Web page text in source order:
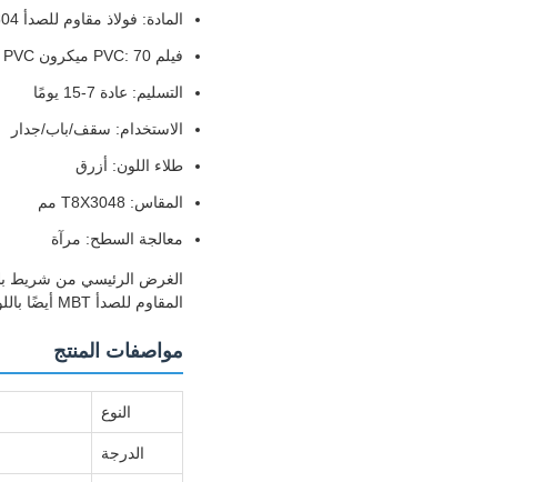
المادة: فولاذ مقاوم للصدأ 304
فيلم PVC: 70 ميكرون PVC
التسليم: عادة 7-15 يومًا
الاستخدام: سقف/باب/جدار
طلاء اللون: أزرق
المقاس: T8X3048 مم
معالجة السطح: مرآة
المقاوم للصدأ MBT أيضًا باللون الذهبي، والذهبي الوردي، والذهبي الشامبانيا، والتيتانيوم الأسود، والتشطيب الفضي.
مواصفات المنتج
النوع
الدرجة